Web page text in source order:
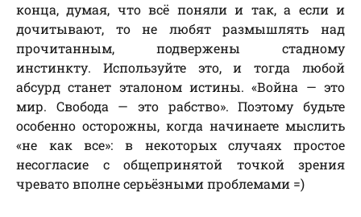
конца, думая, что всё поняли и так, а если и
дочитывают, то не любят размышлять над
прочитанным, подвержены стадному
инстинкту. Используйте это, и тогда любой
абсурд станет эталоном истины. «Война — это
мир. Свобода — это рабство». Поэтому будьте
особенно осторожны, когда начинаете мыслить
«не как все»: в некоторых случаях простое
несогласие с общепринятой точкой зрения
чревато вполне серьёзными проблемами =)